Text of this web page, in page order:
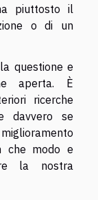
piuttosto il
o di un
questione e
aperta. È
ricerche
davvero se
che modo e
la nostra